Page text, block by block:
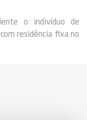
o indivíduo de
residência fixa no